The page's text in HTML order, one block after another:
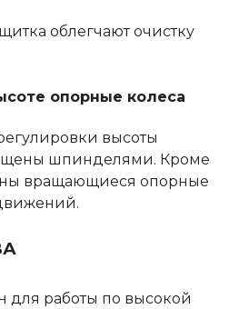
облегчают очистку
опорные колеса
высоты
шпинделями. Кроме
вращающиеся опорные
для работы по высокой